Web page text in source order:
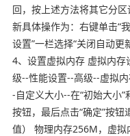
回，按上述方法将其它分
新具体操作为：右键单击“
设置”一栏选择“关闭自动更
4、设置虚拟内存 虚拟内
级--性能设置--高级--虚拟
-自定义大小--在“初始大小”
按钮，最后点击“确定”按
值） 物理内存256M，虚